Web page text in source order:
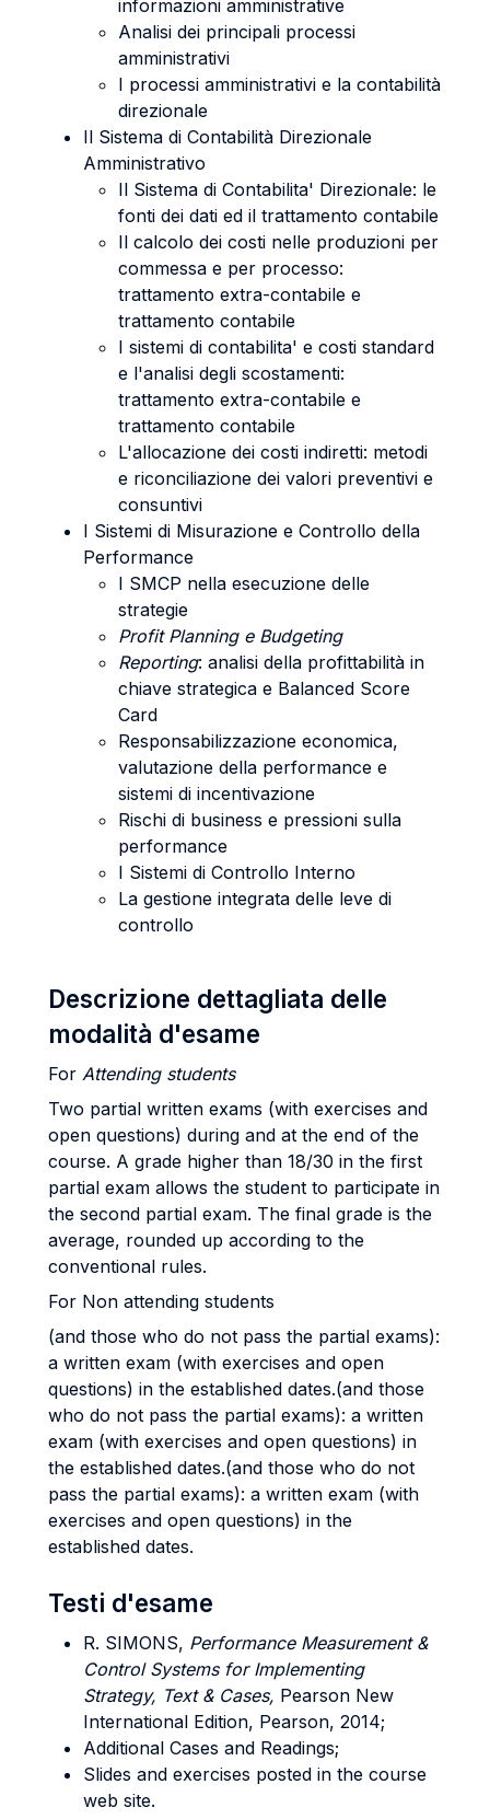
informazioni amministrative
Analisi dei principali processi
amministrativi
I processi amministrativi e la contabilità
direzionale
Il Sistema di Contabilità Direzionale
Amministrativo
Il Sistema di Contabilita' Direzionale: le
fonti dei dati ed il trattamento contabile
Il calcolo dei costi nelle produzioni per
commessa e per processo:
trattamento extra-contabile e
trattamento contabile
I sistemi di contabilita' e costi standard
e l'analisi degli scostamenti:
trattamento extra-contabile e
trattamento contabile
L'allocazione dei costi indiretti: metodi
e riconciliazione dei valori preventivi e
consuntivi
I Sistemi di Misurazione e Controllo della
Performance
I SMCP nella esecuzione delle
strategie
Profit Planning e Budgeting
Reporting: analisi della profittabilità in
chiave strategica e Balanced Score
Card
Responsabilizzazione economica,
valutazione della performance e
sistemi di incentivazione
Rischi di business e pressioni sulla
performance
I Sistemi di Controllo Interno
La gestione integrata delle leve di
controllo
Descrizione dettagliata delle
modalità d'esame
For Attending students
Two partial written exams (with exercises and
open questions) during and at the end of the
course. A grade higher than 18/30 in the first
partial exam allows the student to participate in
the second partial exam. The final grade is the
average, rounded up according to the
conventional rules.
For Non attending students
(and those who do not pass the partial exams):
a written exam (with exercises and open
questions) in the established dates.(and those
who do not pass the partial exams): a written
exam (with exercises and open questions) in
the established dates.(and those who do not
pass the partial exams): a written exam (with
exercises and open questions) in the
established dates.
Testi d'esame
R. SIMONS, Performance Measurement &
Control Systems for Implementing
Strategy, Text & Cases, Pearson New
International Edition, Pearson, 2014;
Additional Cases and Readings;
Slides and exercises posted in the course
web site.